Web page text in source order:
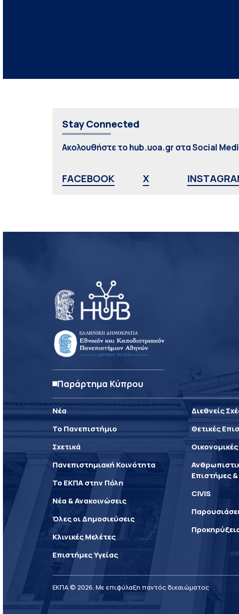
Stay Connected
Ακολουθήστε το hub.uoa.gr στα Social
FACEBOOK X
Παράρτημα Κύπρου
Νέα
Το Πανεπιστήμιο
Σχετικά
Πανεπιστημιακή Κοινότητα
Το ΕΚΠΑ στην Πόλη
Νέα & Ανακοινώσεις
Όλες οι Δημοσιεύσεις
Κλινικές Μελέτες
Επιστήμες Υγείας
Διεθνείς
Θετικές
Επιστήμες
CIVIS
ΕΚΠΑ © 2026. Με επιφύλαξη παντός δικαιώματος